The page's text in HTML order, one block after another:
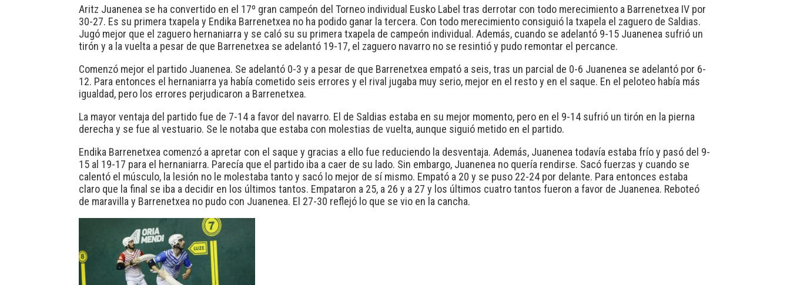
Aritz Juanenea se ha convertido en el 17º gran campeón del Torneo individual Eusko Label tras derrotar con todo merecimiento a Barrenetxea IV por
30-27. Es su primera txapela y Endika Barrenetxea no ha podido ganar la tercera. Con todo merecimiento consiguió la txapela el zaguero de Saldias.
Jugó mejor que el zaguero hernaniarra y se caló su su primera txapela de campeón individual. Además, cuando se adelantó 9-15 Juanenea sufrió un
tirón y a la vuelta a pesar de que Barrenetxea se adelantó 19-17, el zaguero navarro no se resintió y pudo remontar el percance.
Comenzó mejor el partido Juanenea. Se adelantó 0-3 y a pesar de que Barrenetxea empató a seis, tras un parcial de 0-6 Juanenea se adelantó por 6-
12. Para entonces el hernaniarra ya había cometido seis errores y el rival jugaba muy serio, mejor en el resto y en el saque. En el peloteo había más
igualdad, pero los errores perjudicaron a Barrenetxea.
La mayor ventaja del partido fue de 7-14 a favor del navarro. El de Saldias estaba en su mejor momento, pero en el 9-14 sufrió un tirón en la pierna
derecha y se fue al vestuario. Se le notaba que estaba con molestias de vuelta, aunque siguió metido en el partido.
Endika Barrenetxea comenzó a apretar con el saque y gracias a ello fue reduciendo la desventaja. Además, Juanenea todavía estaba frío y pasó del 9-
15 al 19-17 para el hernaniarra. Parecía que el partido iba a caer de su lado. Sin embargo, Juanenea no quería rendirse. Sacó fuerzas y cuando se
calentó el músculo, la lesión no le molestaba tanto y sacó lo mejor de sí mismo. Empató a 20 y se puso 22-24 por delante. Para entonces estaba
claro que la final se iba a decidir en los últimos tantos. Empataron a 25, a 26 y a 27 y los últimos cuatro tantos fueron a favor de Juanenea. Reboteó
de maravilla y Barrenetxea no pudo con Juanenea. El 27-30 reflejó lo que se vio en la cancha.